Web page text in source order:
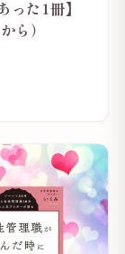
った1冊】
ら）